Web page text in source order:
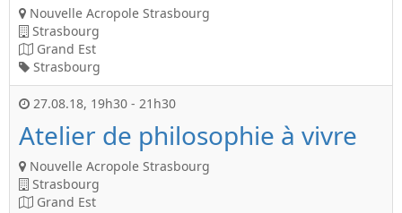
Nouvelle Acropole Strasbourg
Strasbourg
Grand Est
Strasbourg
27.08.18, 19h30 - 21h30
Atelier de philosophie à vivre
Nouvelle Acropole Strasbourg
Strasbourg
Grand Est